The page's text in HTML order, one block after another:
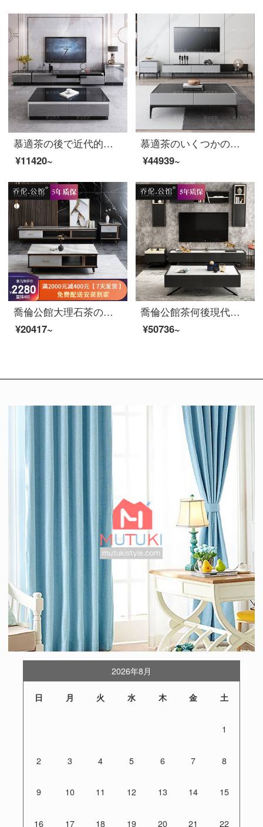
慕適茶の後で近代的な軽奢なお茶のいくつかのテレビの箱はセットの小さい戸型の客間を組み合わせてガラスのお茶を溶かします
¥11420~
慕適茶のいくつかのテレビの箱の意味式はきわめて簡単で、小さな部屋型の客間の岩板のお茶は何がテレビの箱の組み合わせのスーツに伸び縮みますか？
¥44939~
喬倫公館大理石茶の新しいデザインは大理石の簡単な注文ができます。茶卓の組み合わせは軽い贅沢なバラの金と白い蝋の木茶のテーブルです。
¥20417~
喬倫公館茶何後現代茶何大理石台は簡単で贅沢な黒い客間北欧風の極簡単な茶箱の組み合わせ色備考（カスタマイズはカスタマーサービスに相談してください）をセットにしました。
¥50736~
2026年8月
日 月 火 水 木 金 土
1
2 3 4 5 6 7 8
9 10 11 12 13 14 15
16 17 18 19 20 21 22